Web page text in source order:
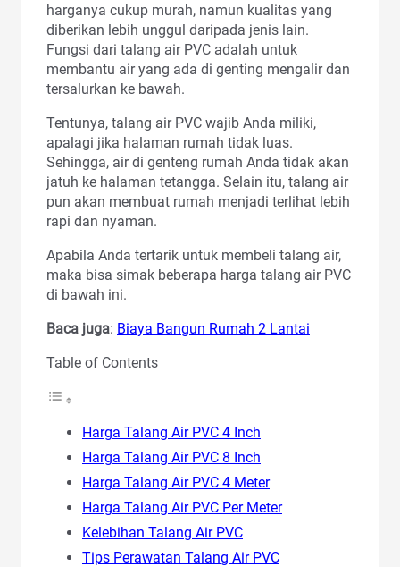
harganya cukup murah, namun kualitas yang
diberikan lebih unggul daripada jenis lain.
Fungsi dari talang air PVC adalah untuk
membantu air yang ada di genting mengalir dan
tersalurkan ke bawah.
Tentunya, talang air PVC wajib Anda miliki,
apalagi jika halaman rumah tidak luas.
Sehingga, air di genteng rumah Anda tidak akan
jatuh ke halaman tetangga. Selain itu, talang air
pun akan membuat rumah menjadi terlihat lebih
rapi dan nyaman.
Apabila Anda tertarik untuk membeli talang air,
maka bisa simak beberapa harga talang air PVC
di bawah ini.
Baca juga: Biaya Bangun Rumah 2 Lantai
Table of Contents
Harga Talang Air PVC 4 Inch
Harga Talang Air PVC 8 Inch
Harga Talang Air PVC 4 Meter
Harga Talang Air PVC Per Meter
Kelebihan Talang Air PVC
Tips Perawatan Talang Air PVC